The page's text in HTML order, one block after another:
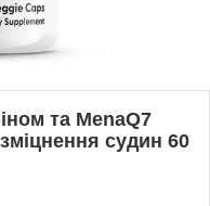
та MenaQ7
судин 60